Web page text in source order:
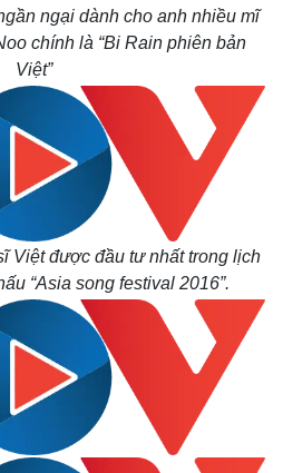
Multimedia
Ảnh
E-Magazine
Infographic
ngại dành cho anh nhiều mĩ
chính là “Bi Rain phiên bản
Việt”
Việt được đầu tư nhất trong lịch
“Asia song festival 2016”.